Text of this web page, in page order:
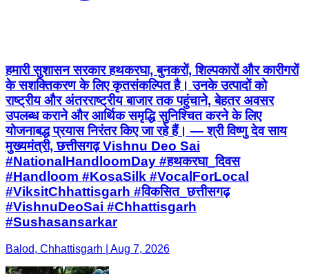
हमारी सुशासन सरकार हथकरघा, बुनकरों, शिल्पकारों और कारीगरों
के सशक्तिकरण के लिए कृतसंकल्पित है। उनके उत्पादों को
राष्ट्रीय और अंतरराष्ट्रीय बाजार तक पहुंचाने, बेहतर अवसर
उपलब्ध कराने और आर्थिक समृद्धि सुनिश्चित करने के लिए
योजनाबद्ध प्रयास निरंतर किए जा रहे हैं। — श्री विष्णु देव साय
मुख्यमंत्री, छत्तीसगढ़ Vishnu Deo Sai
#NationalHandloomDay #हथकरघा_दिवस
#Handloom #KosaSilk #VocalForLocal
#ViksitChhattisgarh #विकसित_छत्तीसगढ़
#VishnuDeoSai #Chhattisgarh
#Sushasansarkar
Balod, Chhattisgarh | Aug 7, 2026